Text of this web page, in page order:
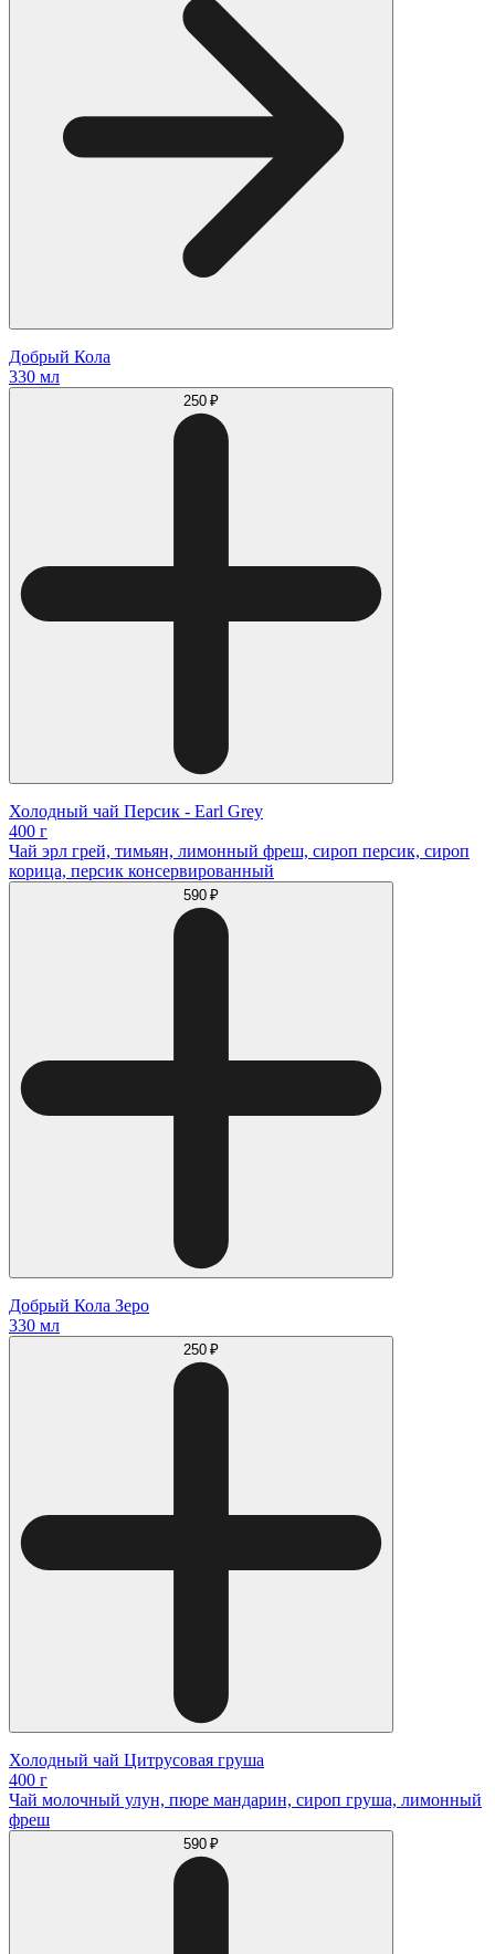
Добрый Кола
330 мл
250 ₽
Холодный чай Персик - Earl Grey
400 г
Чай эрл грей, тимьян, лимонный фреш, сироп персик, сироп
корица, персик консервированный
590 ₽
Добрый Кола Зеро
330 мл
250 ₽
Холодный чай Цитрусовая груша
400 г
Чай молочный улун, пюре мандарин, сироп груша, лимонный
фреш
590 ₽